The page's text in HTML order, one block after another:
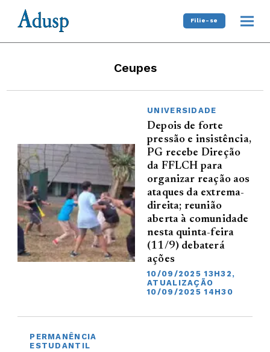
Filie-se
Ceupes
UNIVERSIDADE
Depois de forte
pressão e insistência,
PG recebe Direção
da FFLCH para
organizar reação aos
ataques da extrema-
direita; reunião
aberta à comunidade
nesta quinta-feira
(11/9) debaterá
ações
10/09/2025 13H32,
ATUALIZAÇÃO
10/09/2025 14H30
PERMANÊNCIA
ESTUDANTIL